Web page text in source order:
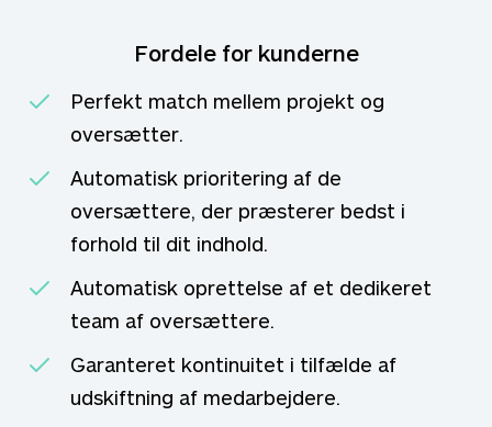
Fordele for kunderne
Perfekt match mellem projekt og
oversætter.
Automatisk prioritering af de
oversættere, der præsterer bedst i
forhold til dit indhold.
Automatisk oprettelse af et dedikeret
team af oversættere.
Garanteret kontinuitet i tilfælde af
udskiftning af medarbejdere.